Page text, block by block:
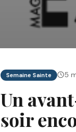
Semaine Sainte 5
Un
soir